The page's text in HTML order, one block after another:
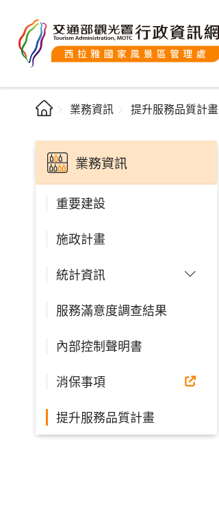
業務資訊 提升服務品質計畫
業務資訊
重要建設
施政計畫
統計資訊
服務滿意度調查結果
內部控制聲明書
消保事項
提升服務品質計畫